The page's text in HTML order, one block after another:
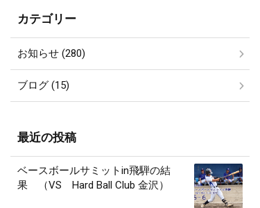
カテゴリー
お知らせ (280)
ブログ (15)
最近の投稿
ベースボールサミットin飛騨の結
果 （VS Hard Ball Club 金沢）